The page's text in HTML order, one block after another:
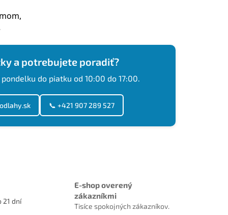
a potrebujete poradiť?
do piatku od 10:00 do 17:00.
📞 +421 907 289 527
21 dní
E-shop overený
zákazníkmi
Tisíce spokojných zákazníkov.